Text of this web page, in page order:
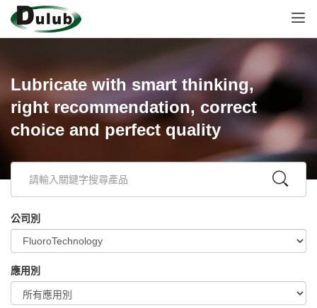
Lubricate with smart thinking,
right recommendation, correct
choice and perfect quality
公司別
應用別